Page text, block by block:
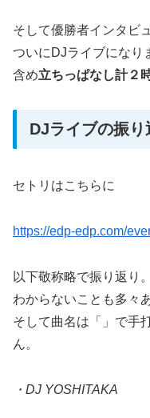
そして優勝者インタビ
ついにDJライブになり
含め立ちっぱなし計２
DJライブの振り
セトリはこちらに
https://edp-edp.com/
以下敬称略で振り返り
わからないことも多々
そして曲名は「」で手
ん。
・DJ YOSHITAKA